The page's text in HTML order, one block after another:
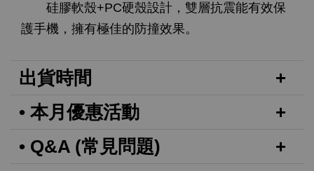
硅膠軟殼+PC硬殼設計，雙層抗震能有效保
護手機，擁有極佳的防撞效果。
出貨時間
• 本月優惠活動
• Q&A (常見問題)